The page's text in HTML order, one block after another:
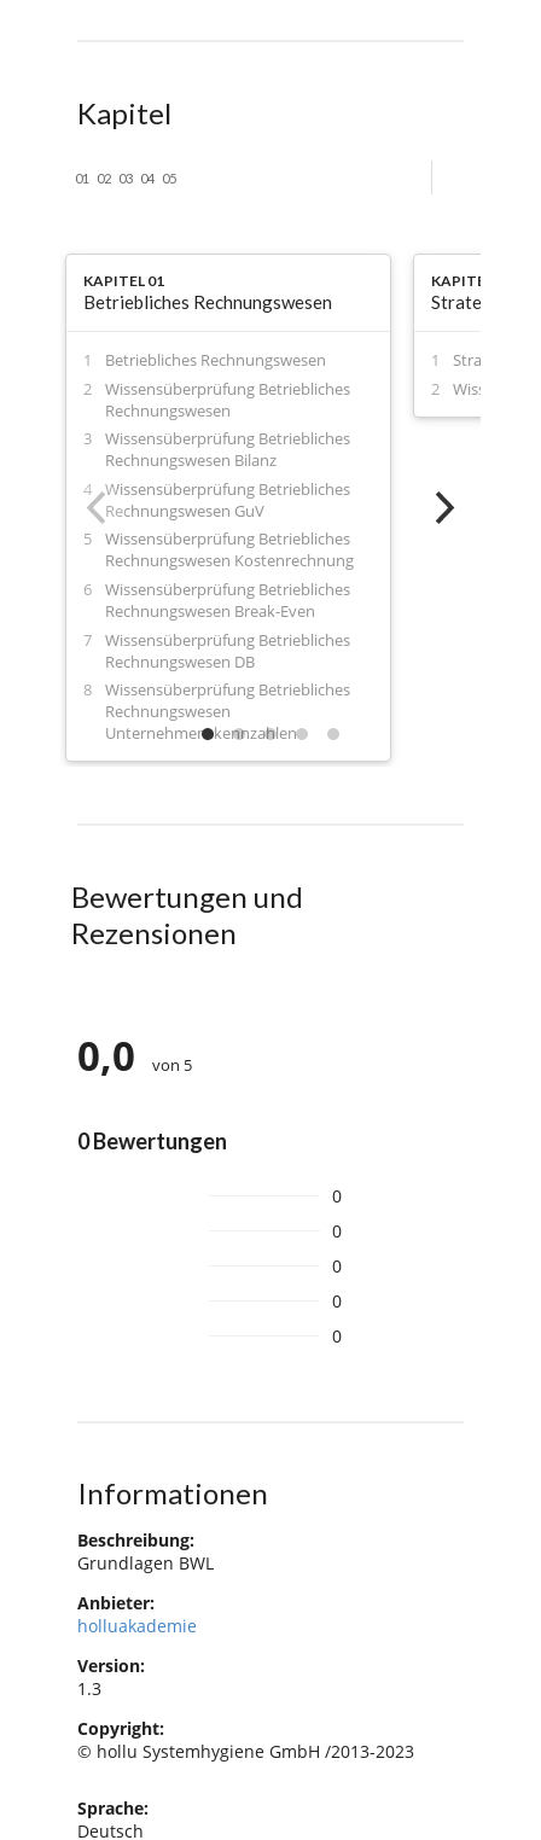
Kapitel
01 02 03 04 05
KAPITEL 01
Betriebliches Rechnungswesen
Betriebliches Rechnungswesen
Wissensüberprüfung Betriebliches
Rechnungswesen
Wissensüberprüfung Betriebliches
Rechnungswesen Bilanz
Wissensüberprüfung Betriebliches
Rechnungswesen GuV
Wissensüberprüfung Betriebliches
Rechnungswesen Kostenrechnung
Wissensüberprüfung Betriebliches
Rechnungswesen Break-Even
Wissensüberprüfung Betriebliches
Rechnungswesen DB
Wissensüberprüfung Betriebliches
Rechnungswesen
Unternehmenskennzahlen
KAPITEL 02
Strategie
Strategie
Bewertungen und
Rezensionen
0,0 von 5
0 Bewertungen
0
0
0
0
0
Informationen
Beschreibung:
Grundlagen BWL
Anbieter:
holluakademie
Version:
1.3
Copyright:
© hollu Systemhygiene GmbH /2013-2023
Sprache:
Deutsch